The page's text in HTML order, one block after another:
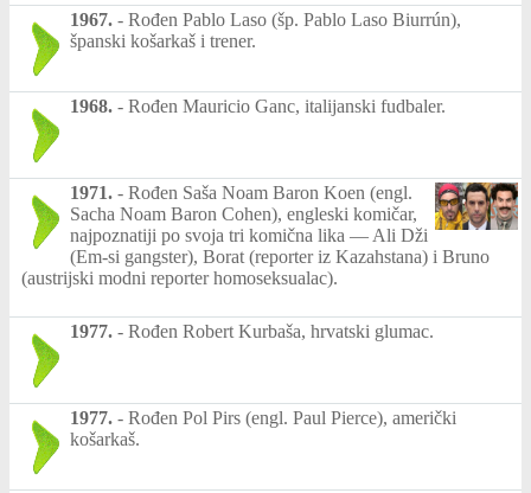
1967. - Rođen Pablo Laso (šp. Pablo Laso Biurrún),
španski košarkaš i trener.
1968. - Rođen Mauricio Ganc, italijanski fudbaler.
1971. - Rođen Saša Noam Baron Koen (engl.
Sacha Noam Baron Cohen), engleski komičar,
najpoznatiji po svoja tri komična lika — Ali Dži
(Em-si gangster), Borat (reporter iz Kazahstana) i Bruno
(austrijski modni reporter homoseksualac).
1977. - Rođen Robert Kurbaša, hrvatski glumac.
1977. - Rođen Pol Pirs (engl. Paul Pierce), američki
košarkaš.